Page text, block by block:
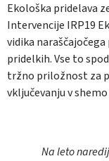
Ekološka pridelava
Intervencije IRP19
vidika
pridelkih. Vse to
tržno priložnost za
vključevanju v
Na leto